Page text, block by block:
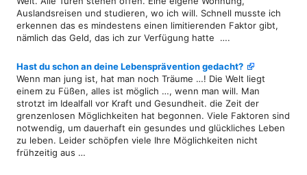
Auslandsreisen und studieren, wo ich will. Schnell musste ich
erkennen das es mindestens einen limitierenden Faktor gibt,
nämlich das Geld, das ich zur Verfügung hatte ….
Hast du schon an deine Lebensprävention gedacht?
Wenn man jung ist, hat man noch Träume …! Die Welt liegt
einem zu Füßen, alles ist möglich …, wenn man will. Man
strotzt im Idealfall vor Kraft und Gesundheit. die Zeit der
grenzenlosen Möglichkeiten hat begonnen. Viele Faktoren sind
notwendig, um dauerhaft ein gesundes und glückliches Leben
zu leben. Leider schöpfen viele Ihre Möglichkeiten nicht
frühzeitig aus …